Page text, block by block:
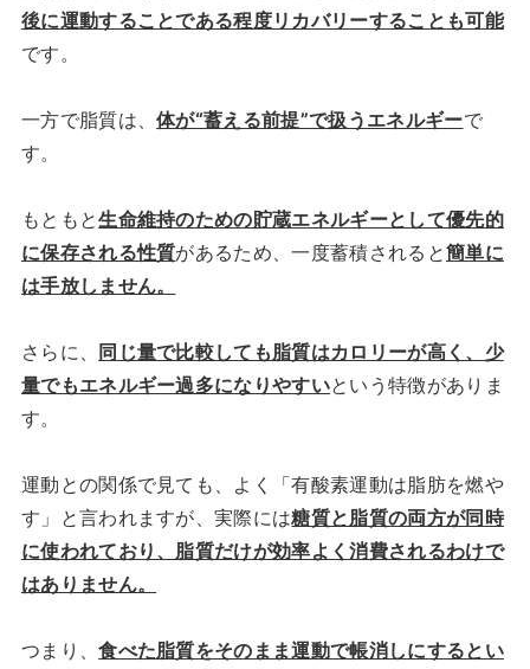
後に運動することである程度リカバリーすることも可能
です。
一方で脂質は、体が“蓄える前提”で扱うエネルギーで
す。
もともと生命維持のための貯蔵エネルギーとして優先的
に保存される性質があるため、一度蓄積されると簡単に
は手放しません。
さらに、 同じ量で比較しても脂質はカロリーが高く、少
量でもエネルギー過多になりやすいという特徴がありま
す。
運動との関係で見ても、よく「有酸素運動は脂肪を燃や
す」と言われますが、実際には糖質と脂質の両方が同時
に使われており、脂質だけが効率よく消費されるわけで
はありません。
つまり、食べた脂質をそのまま運動で帳消しにするとい